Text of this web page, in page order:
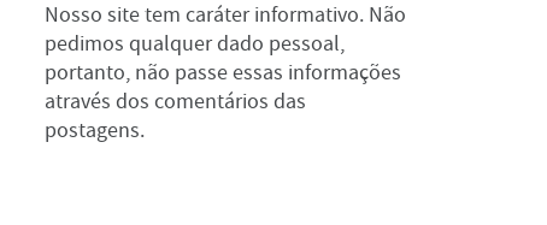
Nosso site tem caráter informativo. Não
pedimos qualquer dado pessoal,
portanto, não passe essas informações
através dos comentários das
postagens.